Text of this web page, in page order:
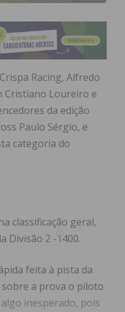
Racing, Alfredo
Cristiano Loureiro e
da edição
Paulo Sérgio, e
categoria do
classificação geral,
Divisão 2 -1400.
feita à pista da
a prova o piloto
inesperado, pois